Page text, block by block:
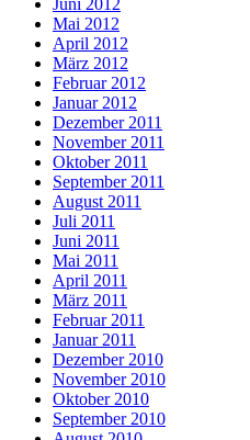
Juni 2012
Mai 2012
April 2012
März 2012
Februar 2012
Januar 2012
Dezember 2011
November 2011
Oktober 2011
September 2011
August 2011
Juli 2011
Juni 2011
Mai 2011
April 2011
März 2011
Februar 2011
Januar 2011
Dezember 2010
November 2010
Oktober 2010
September 2010